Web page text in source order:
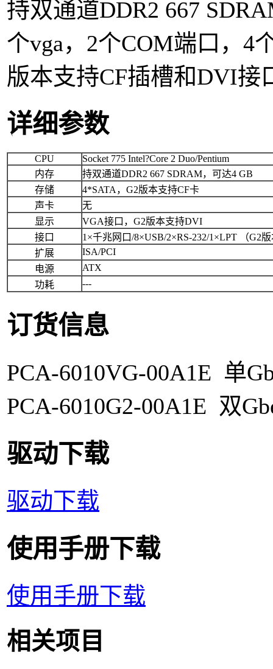
持双通道DDR2 667
个vga，2个COM端口，4
版本支持CF插槽和DVI接
详细参数
CPU
Socket 775 Intel?Core 2 Duo/Pentium
内存
持双通道DDR2 667 SDRAM，可达4 GB
存储
4*SATA，G2版本支持CF卡
声卡
无
显示
VGA接口，G2版本支持DVI
接口
1×千兆网口/8×USB/2×RS-232/1×LPT （G2
扩展
ISA/PCI
电源
ATX
功耗
---
订货信息
PCA-6010VG-00A1E 单
PCA-6010G2-00A1E 双
驱动下载
驱动下载
使用手册下载
使用手册下载
相关项目